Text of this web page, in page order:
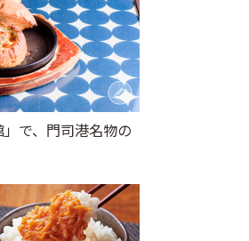
で、門司港名物の